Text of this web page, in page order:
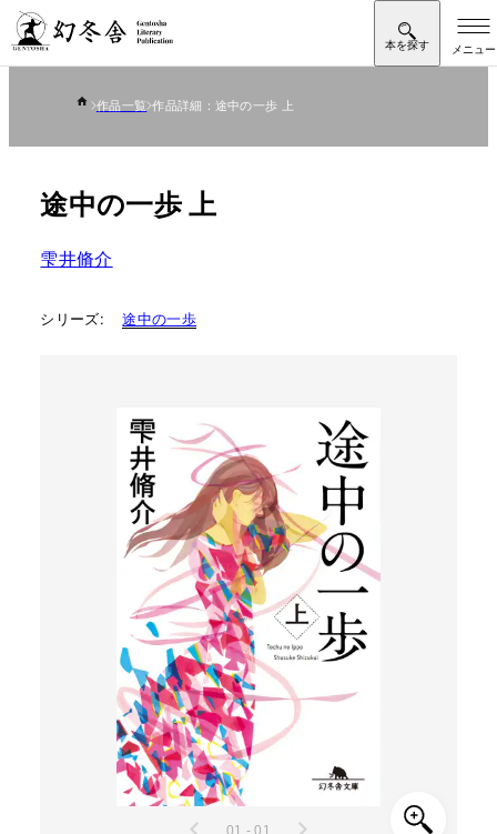
作品一覧 作品詳細：途中の一歩 上
途中の一歩 上
雫井脩介
シリーズ: 途中の一歩
01 - 01